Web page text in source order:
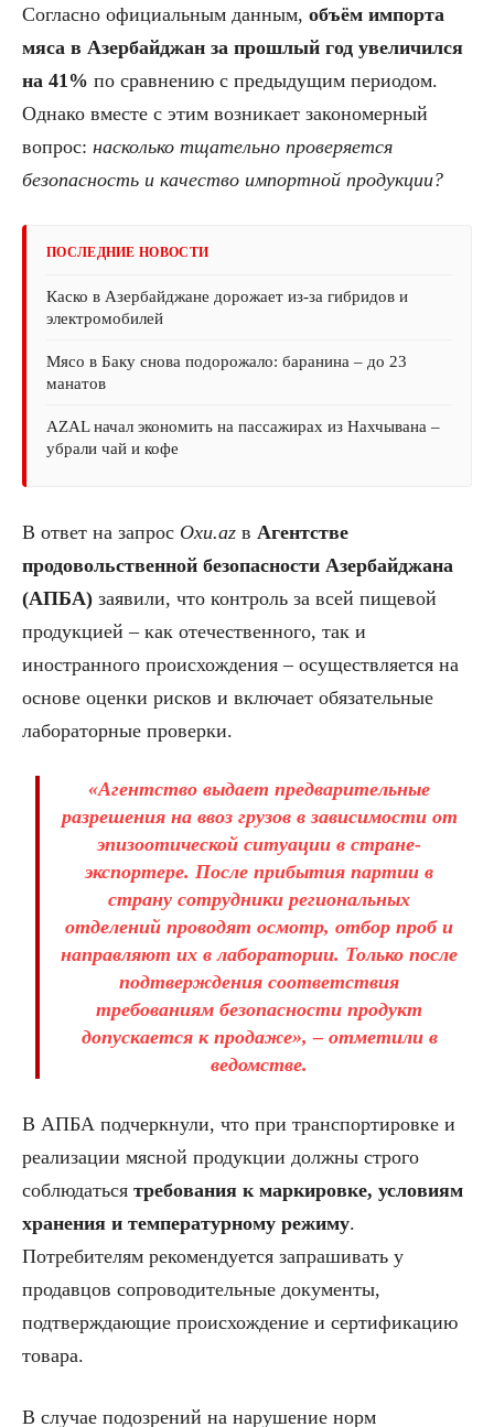
Согласно официальным данным, объём импорта
мяса в Азербайджан за прошлый год увеличился
на 41% по сравнению с предыдущим периодом.
Однако вместе с этим возникает закономерный
вопрос: насколько тщательно проверяется
безопасность и качество импортной продукции?
ПОСЛЕДНИЕ НОВОСТИ
Каско в Азербайджане дорожает из-за гибридов и
электромобилей
Мясо в Баку снова подорожало: баранина – до 23
манатов
AZAL начал экономить на пассажирах из Нахчывана –
убрали чай и кофе
В ответ на запрос Oxu.az в Агентстве
продовольственной безопасности Азербайджана
(АПБА) заявили, что контроль за всей пищевой
продукцией – как отечественного, так и
иностранного происхождения – осуществляется на
основе оценки рисков и включает обязательные
лабораторные проверки.
«Агентство выдает предварительные
разрешения на ввоз грузов в зависимости от
эпизоотической ситуации в стране-
экспортере. После прибытия партии в
страну сотрудники региональных
отделений проводят осмотр, отбор проб и
направляют их в лаборатории. Только после
подтверждения соответствия
требованиям безопасности продукт
допускается к продаже», – отметили в
ведомстве.
В АПБА подчеркнули, что при транспортировке и
реализации мясной продукции должны строго
соблюдаться требования к маркировке, условиям
хранения и температурному режиму.
Потребителям рекомендуется запрашивать у
продавцов сопроводительные документы,
подтверждающие происхождение и сертификацию
товара.
В случае подозрений на нарушение норм